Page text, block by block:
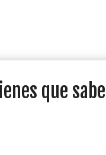
que